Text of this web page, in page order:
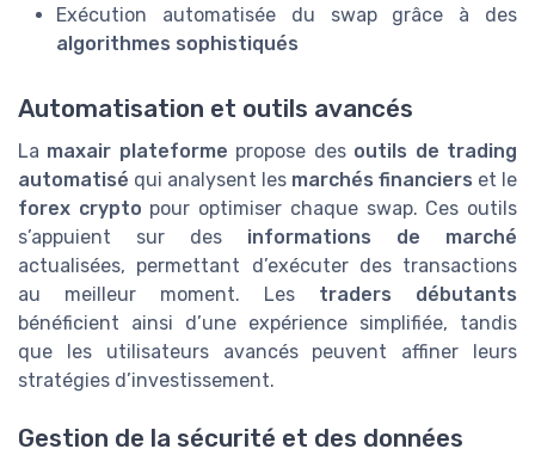
Exécution automatisée du swap grâce à des
algorithmes sophistiqués
Automatisation et outils avancés
La maxair plateforme propose des outils de trading
automatisé qui analysent les marchés financiers et le
forex crypto pour optimiser chaque swap. Ces outils
s’appuient sur des informations de marché
actualisées, permettant d’exécuter des transactions
au meilleur moment. Les traders débutants
bénéficient ainsi d’une expérience simplifiée, tandis
que les utilisateurs avancés peuvent affiner leurs
stratégies d’investissement.
Gestion de la sécurité et des données